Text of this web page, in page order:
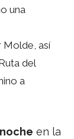
una
Molde, así
del
a
en la